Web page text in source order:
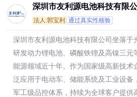
深圳市友利源电池科技有限
法人:郭宝利 通过真实性核验
深圳市友利源电池科技有限公司坐落于
研发动力锂电池、磷酸铁锂及高镍三元
能源领域近十年。作为国家级高新技术
泛应用于电动车、储能系统及工业设备
军工级品控体系，持续为全球客户提供